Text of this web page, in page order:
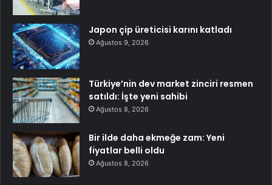
Japon çip üreticisi karını katladı
Ağustos 9, 2026
Türkiye’nin dev market zinciri resmen
satıldı: İşte yeni sahibi
Ağustos 8, 2026
Bir ilde daha ekmeğe zam: Yeni
fiyatlar belli oldu
Ağustos 8, 2026